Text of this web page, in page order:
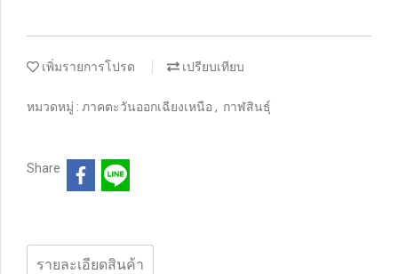
เพิ่มรายการโปรด เปรียบเทียบ
หมวดหมู่ : ภาคตะวันออกเฉียงเหนือ , กาฬสินธุ์
Share
รายละเอียดสินค้า